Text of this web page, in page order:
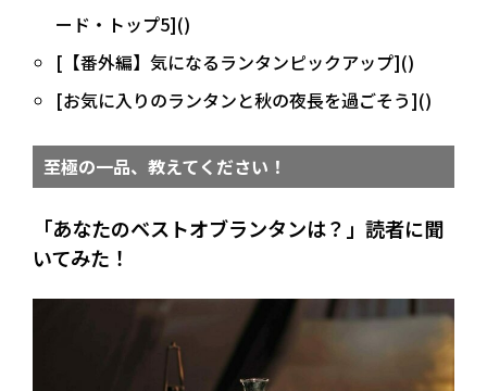
ード・トップ5]()
[【番外編】気になるランタンピックアップ]()
[お気に入りのランタンと秋の夜長を過ごそう]()
至極の一品、教えてください！
「あなたのベストオブランタンは？」読者に聞
いてみた！